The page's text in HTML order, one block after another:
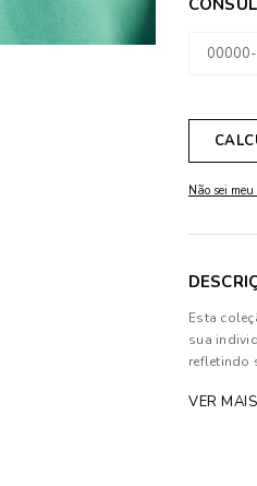
Não sei meu
Esta
sua
refletindo
texturas
VER MAIS